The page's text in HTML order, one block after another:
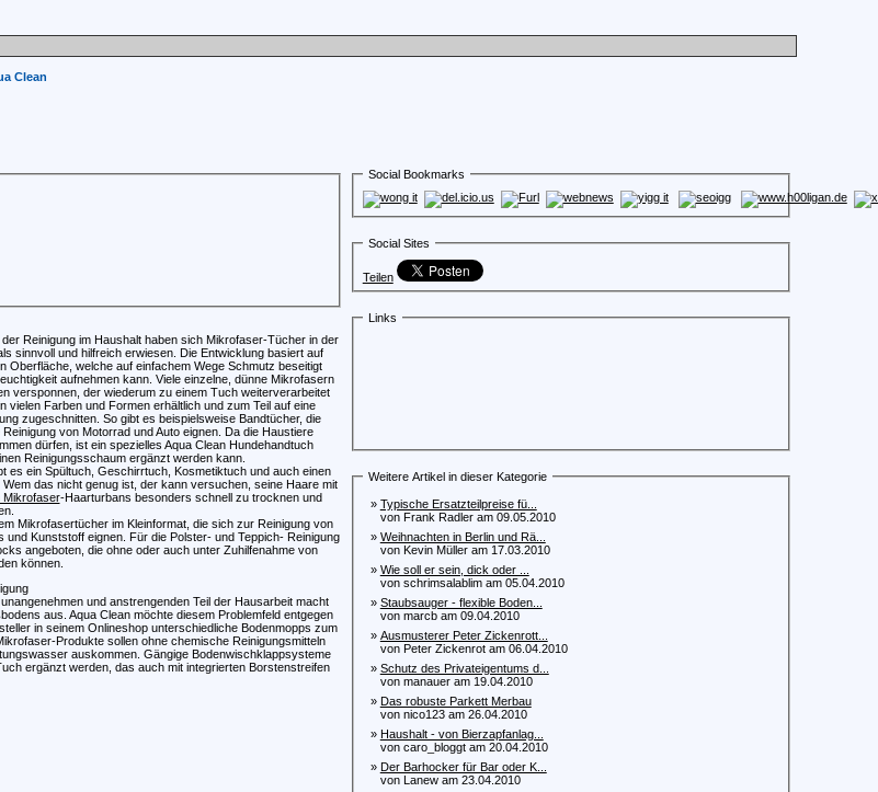
Clean
Reinigung im Haushalt haben sich Mikrofaser-Tücher in der
sinnvoll und hilfreich erwiesen. Die Entwicklung basiert auf
Oberfläche, welche auf einfachem Wege Schmutz beseitigt
aufnehmen kann. Viele einzelne, dünne Mikrofasern
versponnen, der wiederum zu einem Tuch weiterverarbeitet
vielen Farben und Formen erhältlich und zum Teil auf eine
zugeschnitten. So gibt es beispielsweise Bandtücher, die
von Motorrad und Auto eignen. Da die Haustiere
dürfen, ist ein spezielles Aqua Clean Hundehandtuch
Reinigungsschaum ergänzt werden kann.
es ein Spültuch, Geschirrtuch, Kosmetiktuch und auch einen
das nicht genug ist, der kann versuchen, seine Haare mit
Mikrofaser-Haarturbans besonders schnell zu trocknen und
Mikrofasertücher im Kleinformat, die sich zur Reinigung von
und Kunststoff eignen. Für die Polster- und Teppich- Reinigung
angeboten, die ohne oder auch unter Zuhilfenahme von
können.
und anstrengenden Teil der Hausarbeit macht
aus. Aqua Clean möchte diesem Problemfeld entgegen
in seinem Onlineshop unterschiedliche Bodenmopps zum
Produkte sollen ohne chemische Reinigungsmitteln
auskommen. Gängige Bodenwischklappsysteme
ergänzt werden, das auch mit integrierten Borstenstreifen
Social Bookmarks
Social Sites
Teilen
Links
Weitere Artikel in dieser Kategorie
» Typische Ersatzteilpreise fü...
von Frank Radler am 09.05.2010
» Weihnachten in Berlin und Rä...
von Kevin Müller am 17.03.2010
» Wie soll er sein, dick oder ...
von schrimsalablim am 05.04.2010
» Staubsauger - flexible Boden...
von marcb am 09.04.2010
» Ausmusterer Peter Zickenrott...
von Peter Zickenrot am 06.04.2010
» Schutz des Privateigentums d...
von manauer am 19.04.2010
» Das robuste Parkett Merbau
von nico123 am 26.04.2010
» Haushalt - von Bierzapfanlag...
von caro_bloggt am 20.04.2010
» Der Barhocker für Bar oder K...
von Lanew am 23.04.2010